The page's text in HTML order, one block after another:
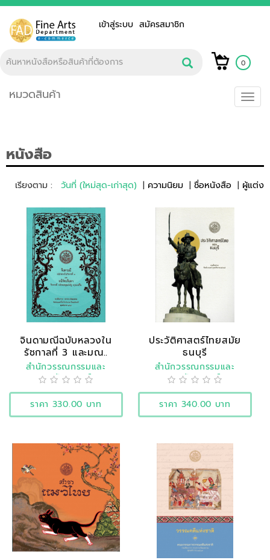
เข้าสู่ระบบสมัครสมาชิก
0
หมวดสินค้า
หนังสือ
เรียงตาม : วันที่ (ใหม่สุด-เก่าสุด) ความนิยม ชื่อหนังสือ ผู้แต่ง
จินดามณีฉบับหลวงใน
รัชกาลที่ 3 และมณ..
สำนักวรรณกรรมและ
ประวัติศาสตร์
ราคา 330.00 บาท
ประวัติศาสตร์ไทยสมัย
ธนบุรี
สำนักวรรณกรรมและ
ประวัติศาสตร์
ราคา 340.00 บาท